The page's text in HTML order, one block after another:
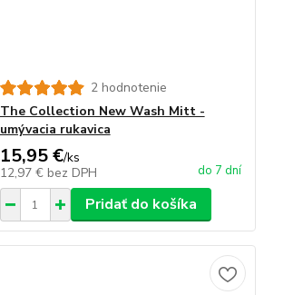
2 hodnotenie
The Collection New Wash Mitt -
umývacia rukavica
15,95 €/ks
12,97 € bez DPH do 7 dní
Pridať do košíka